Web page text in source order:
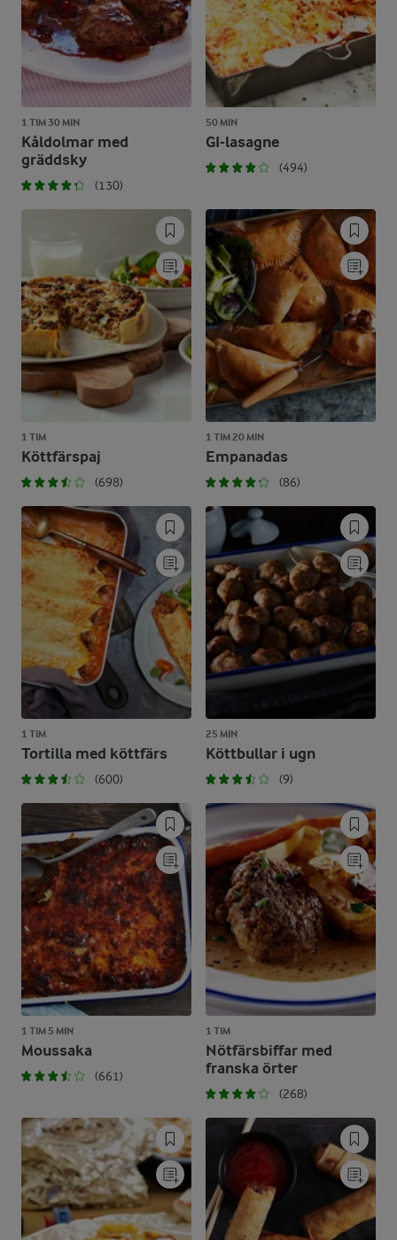
1 TIM 30 MIN
Kåldolmar med
gräddsky
(130)
50 MIN
GI-lasagne
(494)
1 TIM
Köttfärspaj
(698)
1 TIM 20 MIN
Empanadas
(86)
1 TIM
Tortilla med köttfärs
(600)
25 MIN
Köttbullar i ugn
(9)
1 TIM 5 MIN
Moussaka
(661)
1 TIM
Nötfärsbiffar med
franska örter
(268)